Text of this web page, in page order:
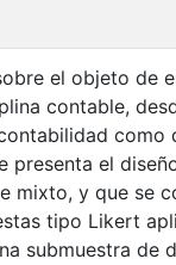
el objeto de
contable,
como
presenta el
y que se
tipo Likert
submuestra de